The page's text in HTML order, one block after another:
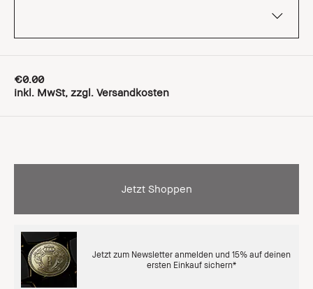
€0.00
inkl. MwSt, zzgl. Versandkosten
Jetzt Shoppen
Jetzt zum Newsletter anmelden und 15% auf deinen
ersten Einkauf sichern*